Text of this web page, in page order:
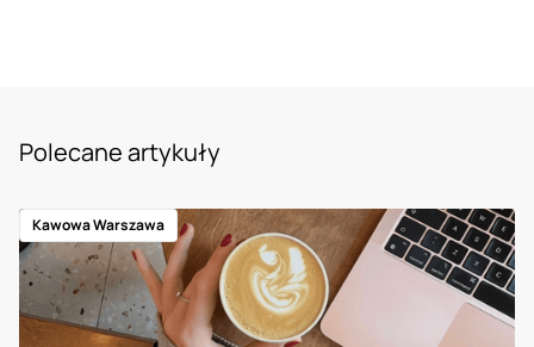
Polecane artykuły
Kawowa Warszawa